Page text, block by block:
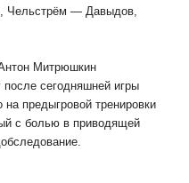
Чельстрём — Давыдов,
Митрюшкин
после сегодняшней игры
предыгровой тренировки
с болью в приводящей